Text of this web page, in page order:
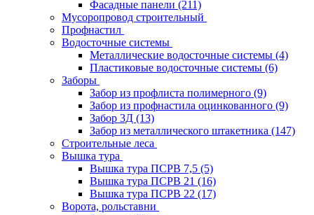
Фасадные панели (211)
Мусоропровод строительный
Профнастил
Водосточные системы
Металлические водосточные системы (4)
Пластиковые водосточные системы (6)
Заборы
Забор из профлиста полимерного (9)
Забор из профнастила оцинкованного (9)
Забор 3Д (13)
Забор из металлического штакетника (147)
Строительные леса
Вышка тура
Вышка тура ПСРВ 7,5 (5)
Вышка тура ПСРВ 21 (16)
Вышка тура ПСРВ 22 (17)
Ворота, рольставни